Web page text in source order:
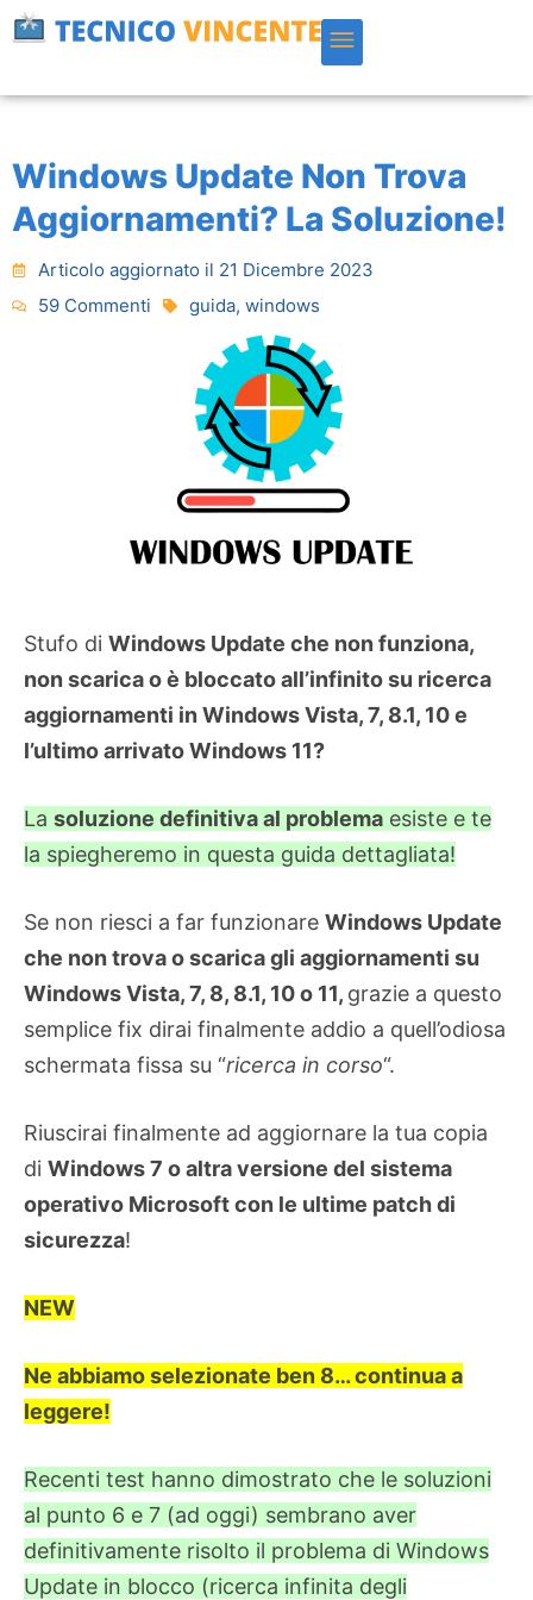
Windows Update Non Trova
Aggiornamenti? La Soluzione!
Articolo aggiornato il 21 Dicembre 2023
59 Commenti
guida, windows
Stufo di Windows Update che non funziona,
non scarica o è bloccato all’infinito su ricerca
aggiornamenti in Windows Vista, 7, 8.1, 10 e
l’ultimo arrivato Windows 11?
La soluzione definitiva al problema esiste e te
la spiegheremo in questa guida dettagliata!
Se non riesci a far funzionare Windows Update
che non trova o scarica gli aggiornamenti su
Windows Vista, 7, 8, 8.1, 10 o 11, grazie a questo
semplice fix dirai finalmente addio a quell’odiosa
schermata fissa su “ricerca in corso“.
Riuscirai finalmente ad aggiornare la tua copia
di Windows 7 o altra versione del sistema
operativo Microsoft con le ultime patch di
sicurezza!
NEW
Ne abbiamo selezionate ben 8… continua a
leggere!
Recenti test hanno dimostrato che le soluzioni
al punto 6 e 7 (ad oggi) sembrano aver
definitivamente risolto il problema di Windows
Update in blocco (ricerca infinita degli